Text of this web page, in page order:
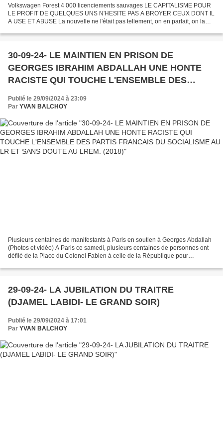
Volkswagen Forest 4 000 licenciements sauvages LE CAPITALISME POUR
LE PROFIT DE QUELQUES UNS N'HESITE PAS A BROYER CEUX DONT IL
A USE ET ABUSE La nouvelle ne l'était pas tellement, on en parlait, on la
30-09-24- LE MAINTIEN EN PRISON DE
GEORGES IBRAHIM ABDALLAH UNE HONTE
RACISTE QUI TOUCHE L'ENSEMBLE DES
PARTIS FRANCAIS DU SOCIALISME AU LR ET
SANS DOUTE AU LREM. (2018)
Publié le 29/09/2024 à 23:09
Par YVAN BALCHOY
Plusieurs centaines de manifestants à Paris en soutien à Georges Abdallah
(Photos et vidéo) A Paris ce samedi, plusieurs centaines de personnes ont
défilé de la Place du Colonel Fabien à celle de la République pour
29-09-24- LA JUBILATION DU TRAITRE
(DJAMEL LABIDI- LE GRAND SOIR)
Publié le 29/09/2024 à 17:01
Par YVAN BALCHOY